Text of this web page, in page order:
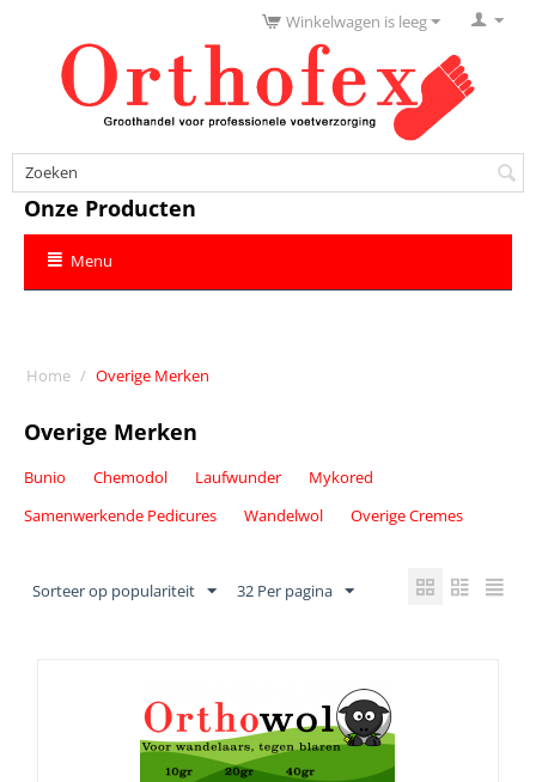
Winkelwagen is leeg
Onze Producten
Menu
Home / Overige Merken
Overige Merken
Bunio Chemodol Laufwunder
Mykored
Samenwerkende Pedicures
Wandelwol Overige Cremes
Sorteer op populariteit 32 Per pagina